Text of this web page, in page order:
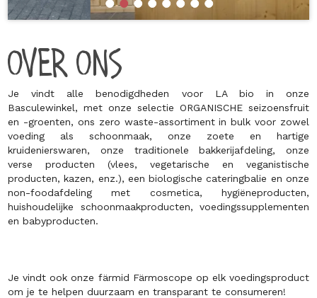
OVER ONS
Je vindt alle benodigdheden voor LA bio in onze
Basculewinkel, met onze selectie ORGANISCHE seizoensfruit
en -groenten, ons zero waste-assortiment in bulk voor zowel
voeding als schoonmaak, onze zoete en hartige
kruidenierswaren, onze traditionele bakkerijafdeling, onze
verse producten (vlees, vegetarische en veganistische
producten, kazen, enz.), een biologische cateringbalie en onze
non-foodafdeling met cosmetica, hygiëneproducten,
huishoudelijke schoonmaakproducten, voedingssupplementen
en babyproducten.
Je vindt ook onze färmid Färmoscope op elk voedingsproduct
om je te helpen duurzaam en transparant te consumeren!